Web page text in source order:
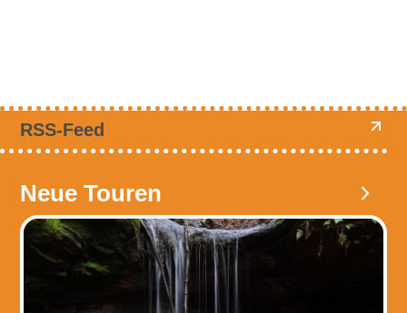
RSS-Feed
Neue Touren